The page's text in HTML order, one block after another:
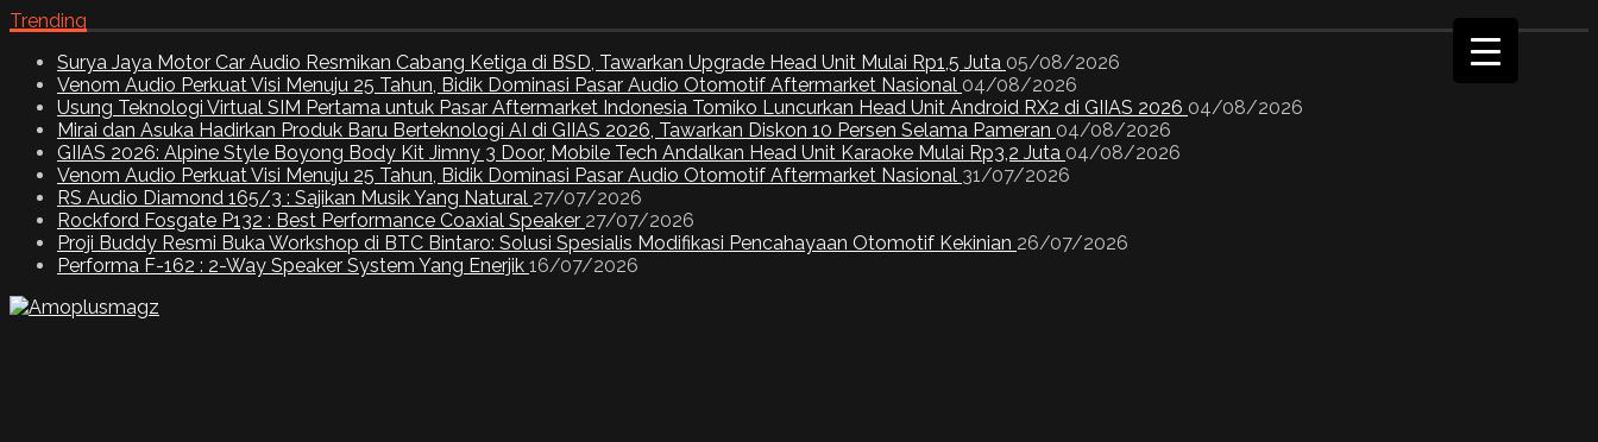
Trending
Surya Jaya Motor Car Audio Resmikan Cabang Ketiga di BSD, Tawarkan Upgrade Head Unit Mulai Rp1,5 Juta 05/08/2026
Venom Audio Perkuat Visi Menuju 25 Tahun, Bidik Dominasi Pasar Audio Otomotif Aftermarket Nasional 04/08/2026
Usung Teknologi Virtual SIM Pertama untuk Pasar Aftermarket Indonesia Tomiko Luncurkan Head Unit Android RX2 di GIIAS 2026 04/08/2026
Mirai dan Asuka Hadirkan Produk Baru Berteknologi AI di GIIAS 2026, Tawarkan Diskon 10 Persen Selama Pameran 04/08/2026
GIIAS 2026: Alpine Style Boyong Body Kit Jimny 3 Door, Mobile Tech Andalkan Head Unit Karaoke Mulai Rp3,2 Juta 04/08/2026
Venom Audio Perkuat Visi Menuju 25 Tahun, Bidik Dominasi Pasar Audio Otomotif Aftermarket Nasional 31/07/2026
RS Audio Diamond 165/3 : Sajikan Musik Yang Natural 27/07/2026
Rockford Fosgate P132 : Best Performance Coaxial Speaker 27/07/2026
Proji Buddy Resmi Buka Workshop di BTC Bintaro: Solusi Spesialis Modifikasi Pencahayaan Otomotif Kekinian 26/07/2026
Performa F-162 : 2-Way Speaker System Yang Enerjik 16/07/2026